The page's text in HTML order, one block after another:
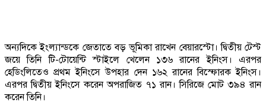
অন্যদিকে ইংল্যান্ডকে জেতাতে বড় ভূমিকা রাখেন বেয়ারস্টো। দ্বিতীয় টেস্ট
জয়ে তিনি টি-টোয়েন্টি স্টাইলে খেলেন ১৩৬ রানের ইনিংস। এরপর
হেডিংলিতেও প্রথম ইনিংসে উপহার দেন ১৬২ রানের বিস্ফোরক ইনিংস।
এরপর দ্বিতীয় ইনিংসে করেন অপরাজিত ৭১ রান। সিরিজে মোট ৩৯৪ রান
করেন তিনি।